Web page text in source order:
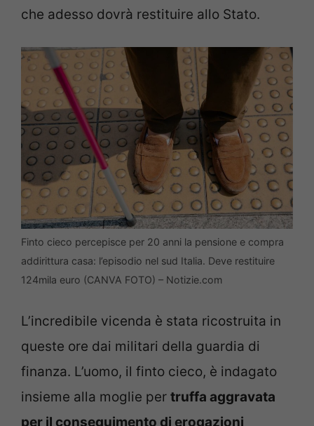
che adesso dovrà restituire allo Stato.
Finto cieco percepisce per 20 anni la pensione e compra
addirittura casa: l’episodio nel sud Italia. Deve restituire
124mila euro (CANVA FOTO) – Notizie.com
L’incredibile vicenda è stata ricostruita in
queste ore dai militari della guardia di
finanza. L’uomo, il finto cieco, è indagato
insieme alla moglie per truffa aggravata
per il conseguimento di erogazioni